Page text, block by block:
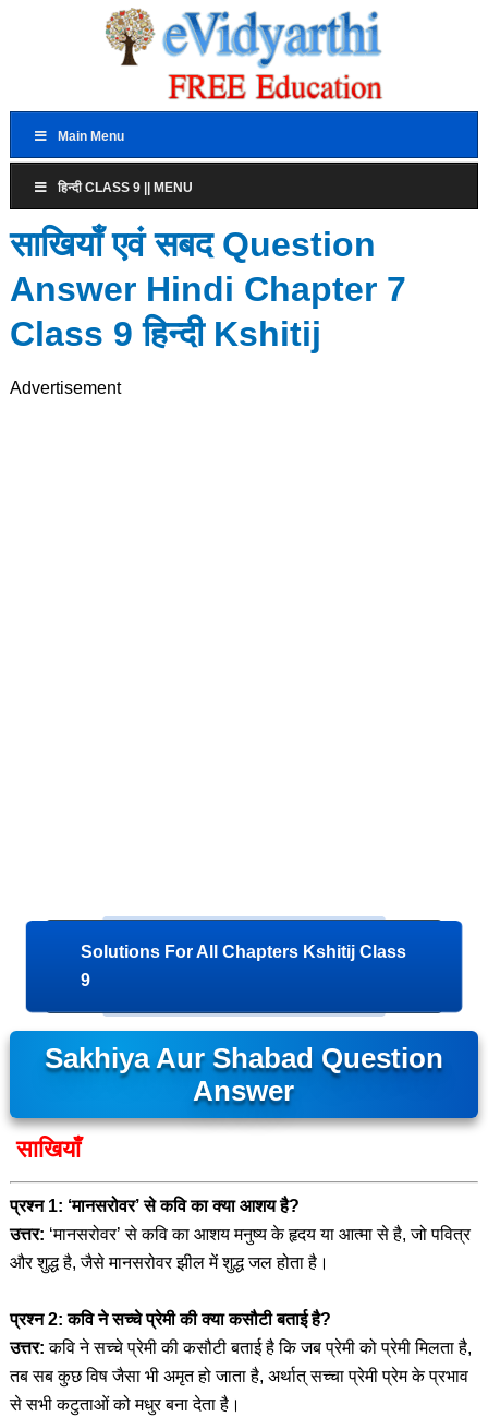
Main Menu
हिन्दी CLASS 9 || MENU
साखियाँ एवं सबद Question
Answer Hindi Chapter 7
Class 9 हिन्दी Kshitij
Advertisement
Solutions For All Chapters Kshitij Class
9
Sakhiya Aur Shabad Question
Answer
साखियाँ
प्रश्न 1: ‘मानसरोवर’ से कवि का क्या आशय है?
उत्तर: ‘मानसरोवर’ से कवि का आशय मनुष्य के हृदय या आत्मा से है, जो पवित्र
और शुद्ध है, जैसे मानसरोवर झील में शुद्ध जल होता है।
प्रश्न 2: कवि ने सच्चे प्रेमी की क्या कसौटी बताई है?
उत्तर: कवि ने सच्चे प्रेमी की कसौटी बताई है कि जब प्रेमी को प्रेमी मिलता है,
तब सब कुछ विष जैसा भी अमृत हो जाता है, अर्थात् सच्चा प्रेमी प्रेम के प्रभाव
से सभी कटुताओं को मधुर बना देता है।